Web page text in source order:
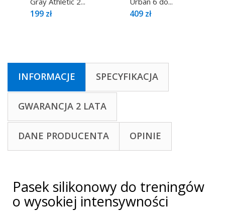
199 zł 409 zł
INFORMACJE SPECYFIKACJA
GWARANCJA 2 LATA
DANE PRODUCENTA OPINIE
Pasek silikonowy do treningów
o wysokiej intensywności